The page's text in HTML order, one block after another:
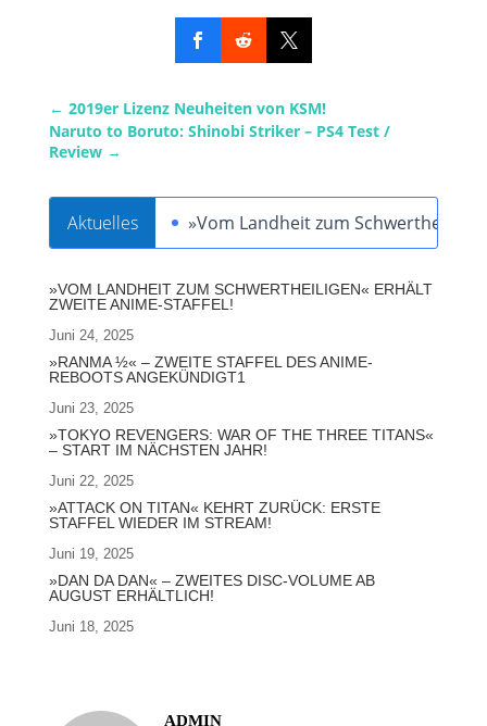
← 2019er Lizenz Neuheiten von KSM!
Naruto to Boruto: Shinobi Striker – PS4 Test /
Review→
Aktuelles »Vom Landheit zum
»VOM LANDHEIT ZUM SCHWERTHEILIGEN« ERHÄLT
ZWEITE ANIME-STAFFEL!
Juni 24, 2025
»RANMA ½« – ZWEITE STAFFEL DES ANIME-
REBOOTS ANGEKÜNDIGT1
Juni 23, 2025
»TOKYO REVENGERS: WAR OF THE THREE TITANS«
– START IM NÄCHSTEN JAHR!
Juni 22, 2025
»ATTACK ON TITAN« KEHRT ZURÜCK: ERSTE
STAFFEL WIEDER IM STREAM!
Juni 19, 2025
»DAN DA DAN« – ZWEITES DISC-VOLUME AB
AUGUST ERHÄLTLICH!
Juni 18, 2025
ADMIN